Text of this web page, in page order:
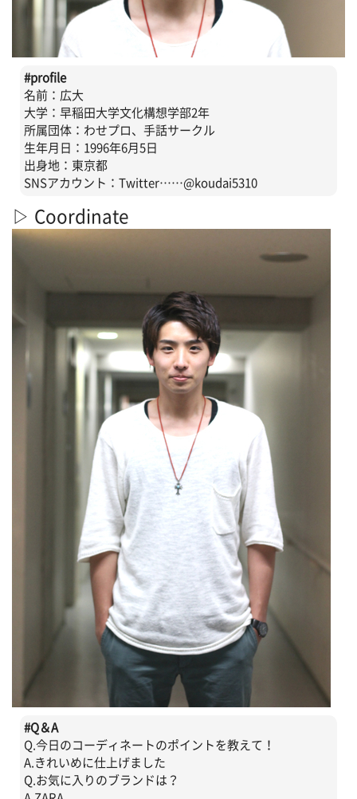
#profile
名前：広大
大学：早稲田大学文化構想学部2年
所属団体：わせプロ、手話サークル
生年月日：1996年6月5日
出身地：東京都
SNSアカウント：Twitter……@koudai5310
▷ Coordinate
#Q＆A
Q.今日のコーディネートのポイントを教えて！
A.きれいめに仕上げました
Q.お気に入りのブランドは？